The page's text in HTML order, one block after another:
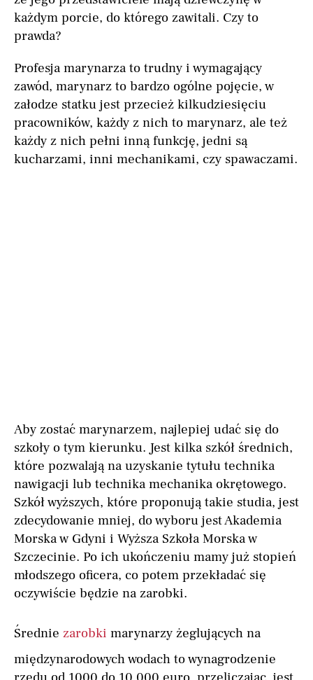
każdym porcie, do którego zawitali. Czy to
prawda?
Profesja marynarza to trudny i wymagający
zawód, marynarz to bardzo ogólne pojęcie, w
załodze statku jest przecież kilkudziesięciu
pracowników, każdy z nich to marynarz, ale też
każdy z nich pełni inną funkcję, jedni są
kucharzami, inni mechanikami, czy spawaczami.
Aby zostać marynarzem, najlepiej udać się do
szkoły o tym kierunku. Jest kilka szkół średnich,
które pozwalają na uzyskanie tytułu technika
nawigacji lub technika mechanika okrętowego.
Szkół wyższych, które proponują takie studia, jest
zdecydowanie mniej, do wyboru jest Akademia
Morska w Gdyni i Wyższa Szkoła Morska w
Szczecinie. Po ich ukończeniu mamy już stopień
młodszego oficera, co potem przekładać się
oczywiście będzie na zarobki.
Średnie zarobki marynarzy żeglujących na
międzynarodowych wodach to wynagrodzenie